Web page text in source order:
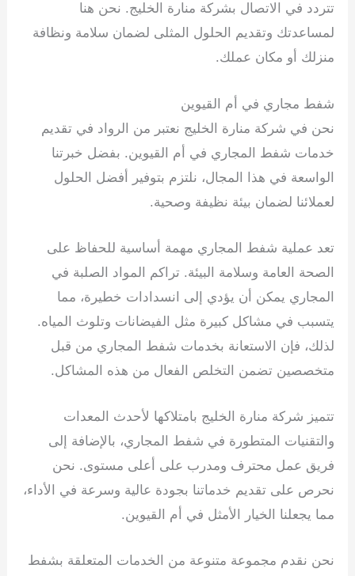
تتردد في الاتصال بشركة منارة الخليج. نحن هنا
لمساعدتك وتقديم الحلول المثلى لضمان سلامة ونظافة
منزلك أو مكان عملك.
شفط مجاري في أم القيوين
نحن في شركة منارة الخليج نعتبر من الرواد في تقديم
خدمات شفط المجاري في أم القيوين. بفضل خبرتنا
الواسعة في هذا المجال، نلتزم بتوفير أفضل الحلول
لعملائنا لضمان بيئة نظيفة وصحية.
تعد عملية شفط المجاري مهمة أساسية للحفاظ على
الصحة العامة وسلامة البيئة. تراكم المواد الصلبة في
المجاري يمكن أن يؤدي إلى انسدادات خطيرة، مما
يتسبب في مشاكل كبيرة مثل الفيضانات وتلوث المياه.
لذلك، فإن الاستعانة بخدمات شفط المجاري من قبل
متخصصين تضمن التخلص الفعال من هذه المشاكل.
تتميز شركة منارة الخليج بامتلاكها لأحدث المعدات
والتقنيات المتطورة في شفط المجاري، بالإضافة إلى
فريق عمل محترف ومدرب على أعلى مستوى. نحن
نحرص على تقديم خدماتنا بجودة عالية وسرعة في الأداء،
مما يجعلنا الخيار الأمثل في أم القيوين.
نحن نقدم مجموعة متنوعة من الخدمات المتعلقة بشفط